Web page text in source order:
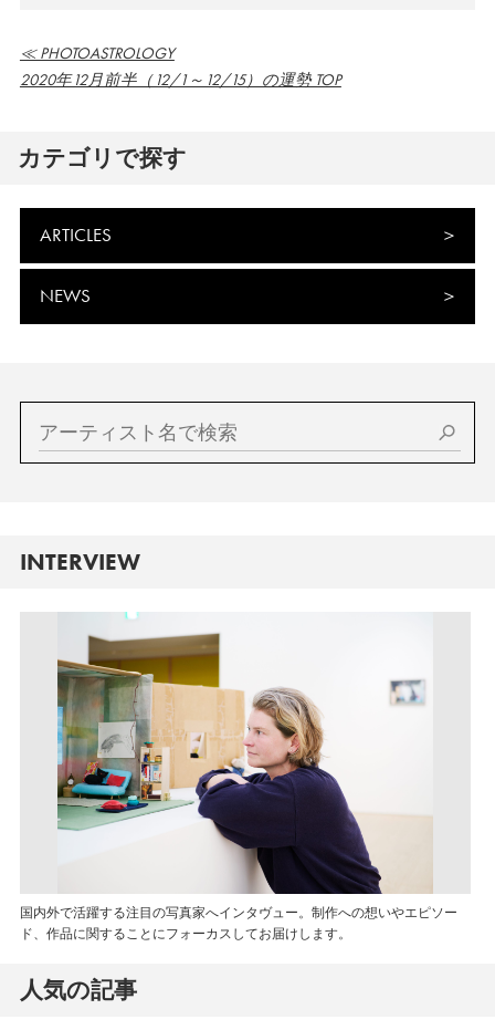
≪ PHOTOASTROLOGY
2020年12月前半（12/1～12/15）の運勢 TOP
カテゴリで探す
ARTICLES
NEWS
INTERVIEW
国内外で活躍する注目の写真家へインタヴュー。制作への想いやエピソー
ド、作品に関することにフォーカスしてお届けします。
人気の記事